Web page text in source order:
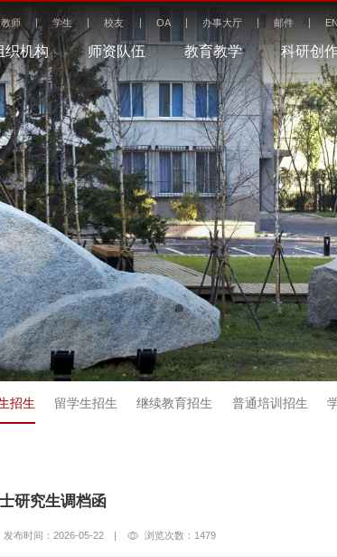
教师 学生 校友 OA 办事大厅 邮件 EN
织机构 师资队伍 教育教学 科研创
招生 留学生招生 继续教育招生 普通培训招生
研究生调档函
发布时间：2026-05-22 | 浏览次数： 1479